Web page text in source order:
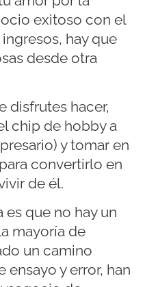
exitoso con el
hay que
desde otra
disfrutes hacer,
chip de hobby a
y tomar en
convertirlo en
de él.
que no hay un
mayoría de
un camino
ensayo y error, han